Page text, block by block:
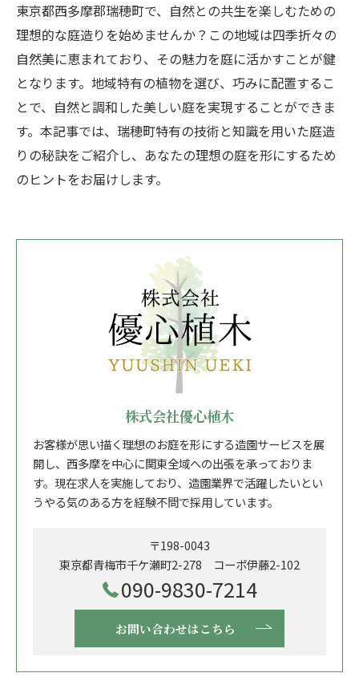
東京都西多摩郡瑞穂町で、自然との共生を楽しむための
理想的な庭造りを始めませんか？この地域は四季折々の
自然美に恵まれており、その魅力を庭に活かすことが鍵
となります。地域特有の植物を選び、巧みに配置するこ
とで、自然と調和した美しい庭を実現することができま
す。本記事では、瑞穂町特有の技術と知識を用いた庭造
りの秘訣をご紹介し、あなたの理想の庭を形にするため
のヒントをお届けします。
株式会社優心植木
お客様が思い描く理想のお庭を形にする造園サービスを展
開し、西多摩を中心に関東全域への出張を承っておりま
す。現在求人を実施しており、造園業界で活躍したいとい
うやる気のある方を経験不問で採用しています。
〒198-0043
東京都青梅市千ケ瀬町2-278 コーポ伊藤2-102
090-9830-7214
お問い合わせはこちら